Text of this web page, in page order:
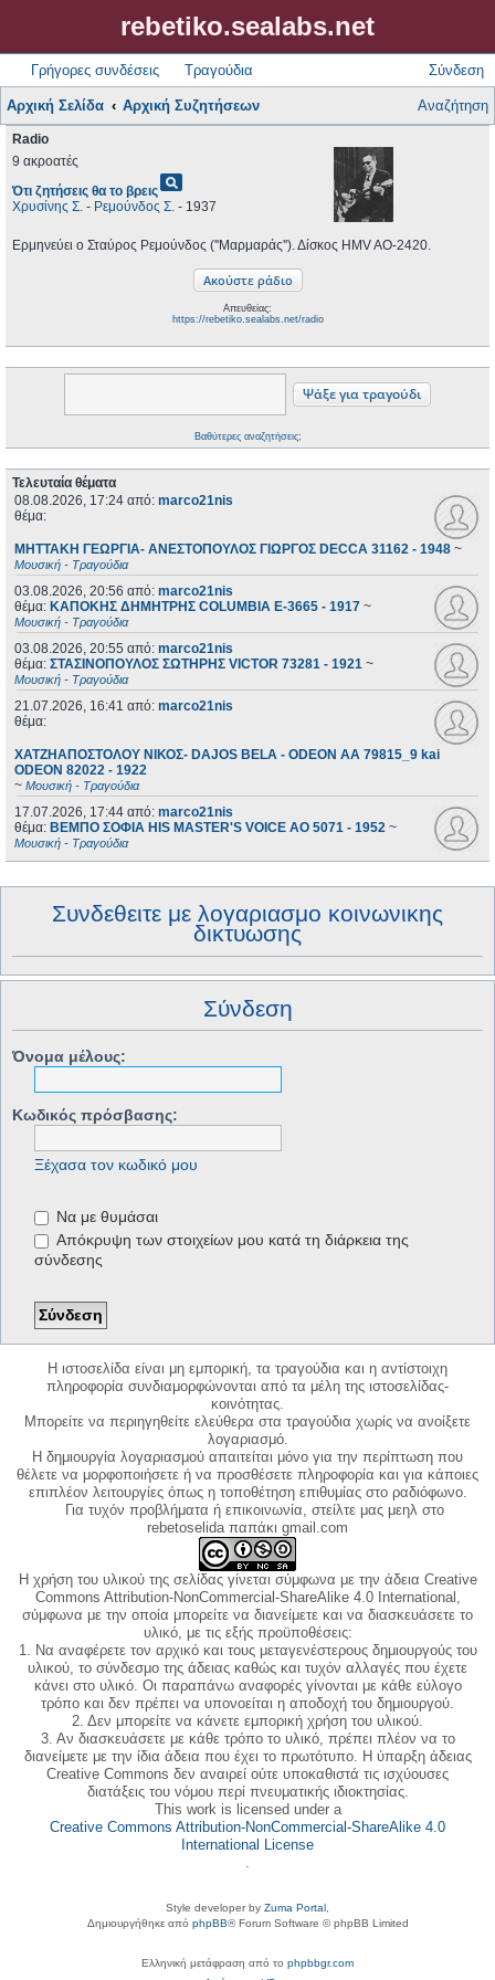
rebetiko.sealabs.net
Γρήγορες συνδέσεις Τραγούδια Σύνδεση
Αρχική Σελίδα Αρχική Συζητήσεων Αναζήτηση
Radio
9 ακροατές
Ότι ζητήσεις θα το βρειςpageview
Χρυσίνης Σ. - Ρεμούνδος Σ. - 1937
Ερμηνεύει ο Σταύρος Ρεμούνδος (''Μαρμαράς''). Δίσκος HMV AO-2420.
Απευθείας:
https://rebetiko.sealabs.net/radio
Βαθύτερες αναζητήσεις;
Τελευταία θέματα
08.08.2026, 17:24 από: marco21nis
θέμα:
ΜΗΤΤΑΚΗ ΓΕΩΡΓΙΑ- ΑΝΕΣΤΟΠΟΥΛΟΣ ΓΙΩΡΓΟΣ DECCA 31162 - 1948 ~
Μουσική - Τραγούδια
03.08.2026, 20:56 από: marco21nis
θέμα: ΚΑΠΟΚΗΣ ΔΗΜΗΤΡΗΣ COLUMBIA E-3665 - 1917 ~
Μουσική - Τραγούδια
03.08.2026, 20:55 από: marco21nis
θέμα: ΣΤΑΣΙΝΟΠΟΥΛΟΣ ΣΩΤΗΡΗΣ VICTOR 73281 - 1921 ~
Μουσική - Τραγούδια
21.07.2026, 16:41 από: marco21nis
θέμα:
ΧΑΤΖΗΑΠΟΣΤΟΛΟΥ ΝΙΚΟΣ- DAJOS BELA - ODEON AA 79815_9 kai
ODEON 82022 - 1922
~ Μουσική - Τραγούδια
17.07.2026, 17:44 από: marco21nis
θέμα: ΒΕΜΠΟ ΣΟΦΙΑ HIS MASTER'S VOICE AO 5071 - 1952 ~
Μουσική - Τραγούδια
Συνδεθειτε με λογαριασμο κοινωνικης
δικτυωσης
Σύνδεση
Όνομα μέλους:
Κωδικός πρόσβασης:
Ξέχασα τον κωδικό μου
Να με θυμάσαι
Απόκρυψη των στοιχείων μου κατά τη διάρκεια της
σύνδεσης
Η ιστοσελίδα είναι μη εμπορική, τα τραγούδια και η αντίστοιχη
πληροφορία συνδιαμορφώνονται από τα μέλη της ιστοσελίδας-
κοινότητας.
Μπορείτε να περιηγηθείτε ελεύθερα στα τραγούδια χωρίς να ανοίξετε
λογαριασμό.
Η δημιουργία λογαριασμού απαιτείται μόνο για την περίπτωση που
θέλετε να μορφοποιήσετε ή να προσθέσετε πληροφορία και για κάποιες
επιπλέον λειτουργίες όπως η τοποθέτηση επιθυμίας στο ραδιόφωνο.
Για τυχόν προβλήματα ή επικοινωνία, στείλτε μας μεηλ στο
rebetoselida παπάκι gmail.com
Η χρήση του υλικού της σελίδας γίνεται σύμφωνα με την άδεια Creative
Commons Attribution-NonCommercial-ShareAlike 4.0 International,
σύμφωνα με την οποία μπορείτε να διανείμετε και να διασκευάσετε το
υλικό, με τις εξής προϋποθέσεις:
1. Να αναφέρετε τον αρχικό και τους μεταγενέστερους δημιουργούς του
υλικού, το σύνδεσμο της άδειας καθώς και τυχόν αλλαγές που έχετε
κάνει στο υλικό. Οι παραπάνω αναφορές γίνονται με κάθε εύλογο
τρόπο και δεν πρέπει να υπονοείται η αποδοχή του δημιουργού.
2. Δεν μπορείτε να κάνετε εμπορική χρήση του υλικού.
3. Αν διασκευάσετε με κάθε τρόπο το υλικό, πρέπει πλέον να το
διανείμετε με την ίδια άδεια που έχει το πρωτότυπο. Η ύπαρξη άδειας
Creative Commons δεν αναιρεί ούτε υποκαθιστά τις ισχύουσες
διατάξεις του νόμου περί πνευματικής ιδιοκτησίας.
This work is licensed under a
Creative Commons Attribution-NonCommercial-ShareAlike 4.0
International License
.
Style developer by Zuma Portal
Δημιουργήθηκε από phpBB® Forum Software © phpBB Limited
Ελληνική μετάφραση από το phpbbgr.com